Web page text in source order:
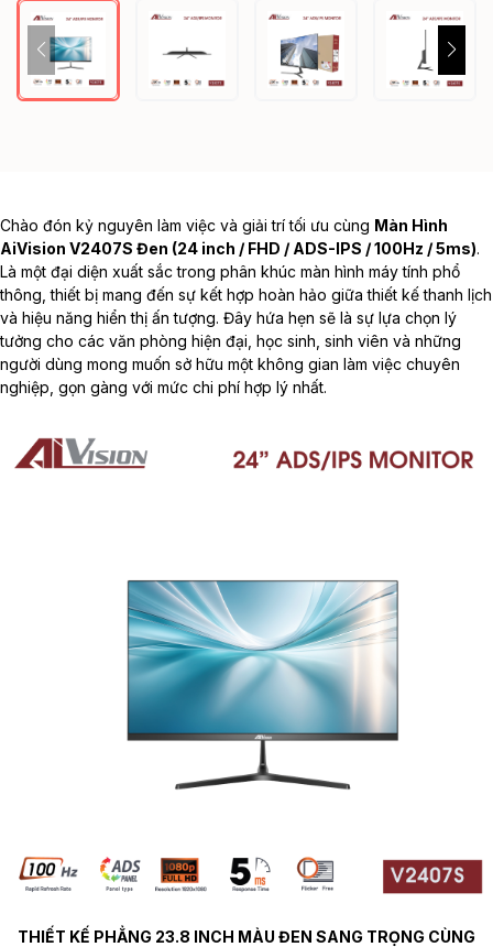
Chào đón kỷ nguyên làm việc và giải trí tối ưu cùng Màn Hình
AiVision V2407S Đen (24 inch / FHD / ADS-IPS / 100Hz / 5ms).
Là một đại diện xuất sắc trong phân khúc màn hình máy tính phổ
thông, thiết bị mang đến sự kết hợp hoàn hảo giữa thiết kế thanh lịch
và hiệu năng hiển thị ấn tượng. Đây hứa hẹn sẽ là sự lựa chọn lý
tưởng cho các văn phòng hiện đại, học sinh, sinh viên và những
người dùng mong muốn sở hữu một không gian làm việc chuyên
nghiệp, gọn gàng với mức chi phí hợp lý nhất.
THIẾT KẾ PHẲNG 23.8 INCH MÀU ĐEN SANG TRỌNG CÙNG